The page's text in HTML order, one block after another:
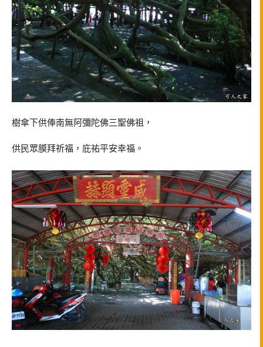
樹傘下供俸南無阿彌陀佛三聖佛祖，
供民眾膜拜祈福，庇祐平安幸福。